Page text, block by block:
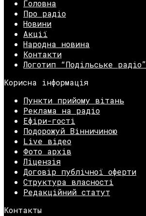
Головна
Про радіо
Новини
Акції
Народна новина
Контакти
Логотип “Подільське радіо”
Корисна інформація
Пункти прийому вітань
Реклама на радіо
Ефіри-гості
Подорожуй Вінничиною
Live відео
Фото архів
Ліцензія
Договір публічної оферти
Структура власності
Редакційний статут
Контакты